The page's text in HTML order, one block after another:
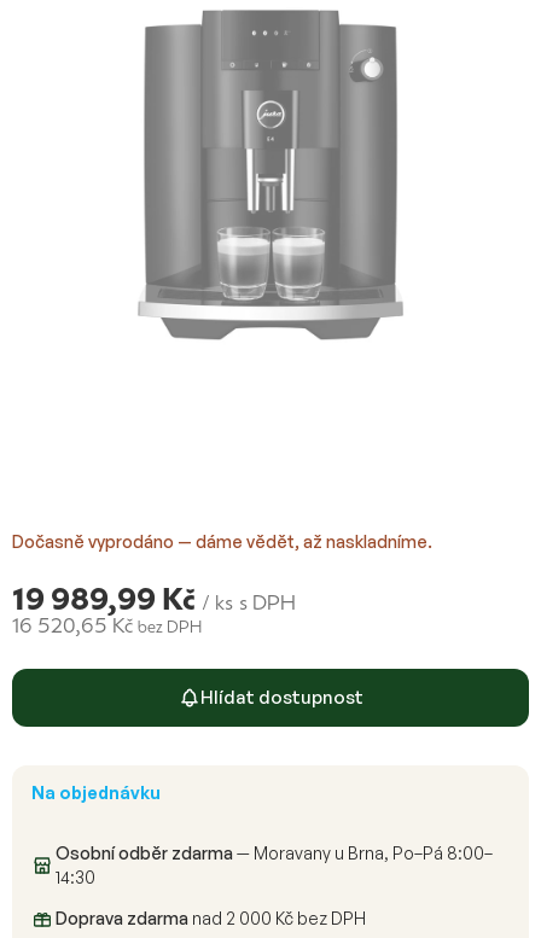
Dočasně vyprodáno — dáme vědět, až naskladníme.
Na objednávku
Osobní odběr zdarma— Moravany u Brna, Po–Pá 8:00–
14:30
Doprava zdarma nad 2 000 Kč bez DPH
19 989,99 Kč / ks s DPH
16 520,65 Kč bez DPH
cena:
Hlídat dostupnost